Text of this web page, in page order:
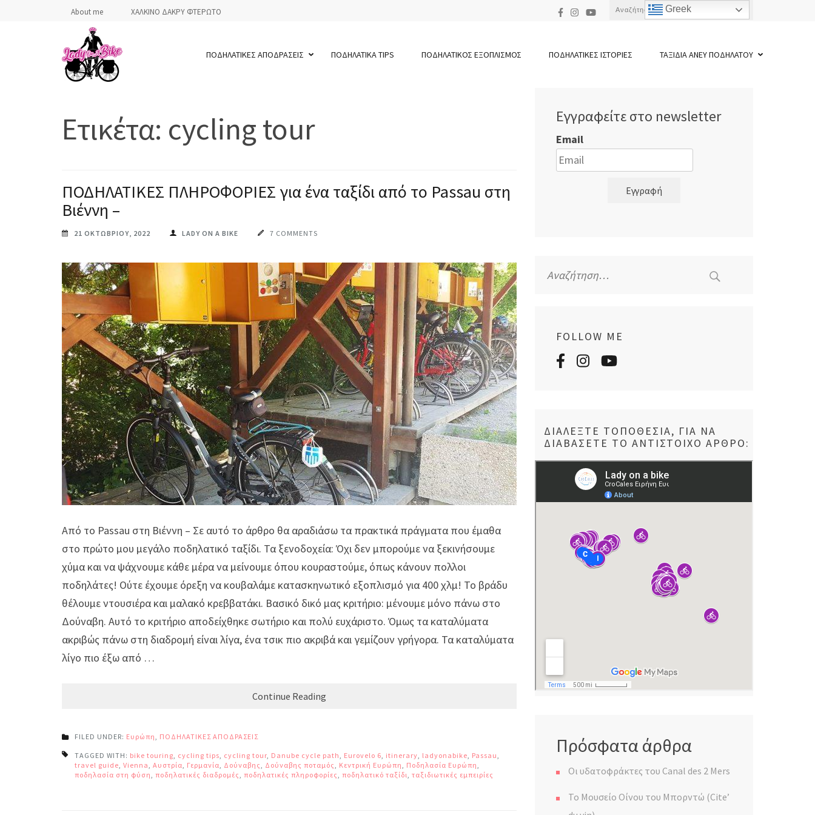
About me ΧΑΛΚΙΝΟ ΔΑΚΡΥ ΦΤΕΡΩΤΟ
Αναζήτηση
ΠΟΔΗΛΑΤΙΚΕΣ ΑΠΟΔΡΑΣΕΙΣ ΠΟΔΗΛΑΤΙΚΑ TIPS ΠΟΔΗΛΑΤΙΚΟΣ ΕΞΟΠΛΙΣΜΟΣ ΠΟΔΗΛΑΤΙΚΕΣ ΙΣΤΟΡΙΕΣ ΤΑΞΙΔΙΑ ΑΝΕΥ ΠΟΔΗΛΑΤΟΥ
Ετικέτα: cycling tour
ΠΟΔΗΛΑΤΙΚΕΣ ΠΛΗΡΟΦΟΡΙΕΣ για ένα ταξίδι από το Passau στη
Βιέννη –
21 ΟΚΤΩΒΡΊΟΥ, 2022 LADY ON A BIKE 7 COMMENTS
Από το Passau στη Βιέννη – Σε αυτό το άρθρο θα αραδιάσω τα πρακτικά πράγματα που έμαθα
στο πρώτο μου μεγάλο ποδηλατικό ταξίδι. Τα ξενοδοχεία: Όχι δεν μπορούμε να ξεκινήσουμε
χύμα και να ψάχνουμε κάθε μέρα να μείνουμε όπου κουραστούμε, όπως κάνουν πολλοι
ποδηλάτες! Ούτε έχουμε όρεξη να κουβαλάμε κατασκηνωτικό εξοπλισμό για 400 χλμ! Το βράδυ
θέλουμε ντουσιέρα και μαλακό κρεββατάκι. Βασικό δικό μας κριτήριο: μένουμε μόνο πάνω στο
Δούναβη. Αυτό το κριτήριο αποδείχθηκε σωτήριο και πολύ ευχάριστο. Όμως τα καταλύματα
ακριβώς πάνω στη διαδρομή είναι λίγα, ένα τσικ πιο ακριβά και γεμίζουν γρήγορα. Τα καταλύματα
λίγο πιο έξω από …
Continue Reading
FILED UNDER: Ευρώπη, ΠΟΔΗΛΑΤΙΚΕΣ ΑΠΟΔΡΑΣΕΙΣ
TAGGED WITH: bike touring, cycling tips, cycling tour, Danube cycle path, Eurovelo 6, itinerary, ladyonabike, Passau,
travel guide, Vienna, Αυστρία, Γερμανία, Δούναβης, Δούναβης ποταμός, Κεντρική Ευρώπη, Ποδηλασία Ευρώπη,
ποδηλασία στη φύση, ποδηλατικές διαδρομές, ποδηλατικές πληροφορίες, ποδηλατικό ταξίδι, ταξιδιωτικές εμπειρίες
Εγγραφείτε στο newsletter
Email
Εγγραφή
για:
FOLLOW ME
ΔΙΑΛΈΞΤΕ ΤΟΠΟΘΕΣΊΑ, ΓΙΑ ΝΑ
ΔΙΑΒΆΣΕΤΕ ΤΟ ΑΝΤΊΣΤΟΙΧΟ ΆΡΘΡΟ:
Πρόσφατα άρθρα
Οι υδατοφράκτες του Canal des 2 Mers
Το Μουσείο Οίνου του Μπορντώ (Cite’
Greek